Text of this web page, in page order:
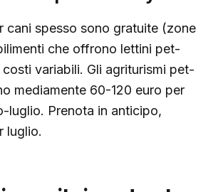
cani spesso sono gratuite (zone
che offrono lettini pet-
variabili. Gli agriturismi pet-
mediamente 60-120 euro per
luglio. Prenota in anticipo,
luglio.